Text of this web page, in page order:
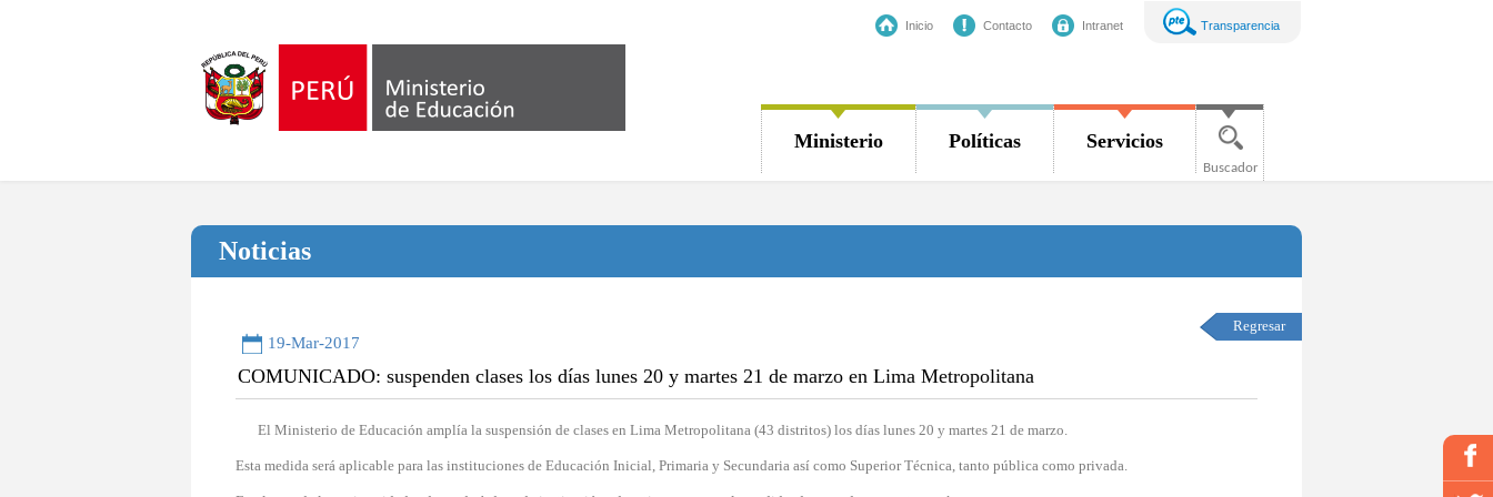
Inicio Contacto Intranet Transparencia
Ministerio Políticas Servicios
Buscador
Noticias
19-Mar-2017
COMUNICADO: suspenden clases los días lunes 20 y martes 21 de marzo en Lima Metropolitana
El Ministerio de Educación amplía la suspensión de clases en Lima Metropolitana (43 distritos) los días lunes 20 y martes 21 de marzo.
Esta medida será aplicable para las instituciones de Educación Inicial, Primaria y Secundaria así como Superior Técnica, tanto pública como privada.
Regresar